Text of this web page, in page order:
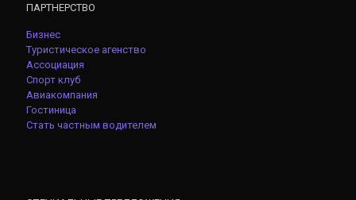
ПАРТНЕРСТВО
Бизнес
Туристическое агенство
Ассоциация
Спорт клуб
Авиакомпания
Гостиница
Стать частным водителем